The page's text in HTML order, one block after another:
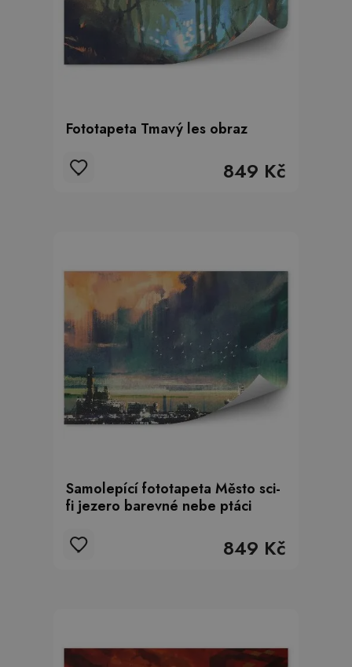
Fototapeta Tmavý les obraz
849 Kč
Samolepící fototapeta Město sci-
fi jezero barevné nebe ptáci
849 Kč